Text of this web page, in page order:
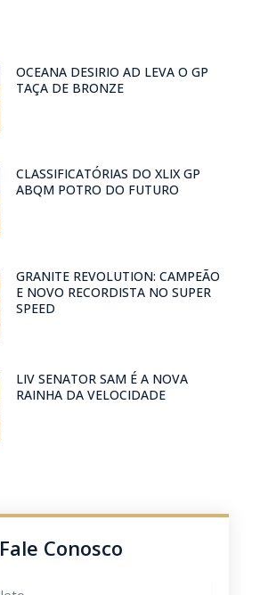
OCEANA DESIRIO AD LEVA O GP
TAÇA DE BRONZE
CLASSIFICATÓRIAS DO XLIX GP
ABQM POTRO DO FUTURO
GRANITE REVOLUTION: CAMPEÃO
E NOVO RECORDISTA NO SUPER
SPEED
LIV SENATOR SAM É A NOVA
RAINHA DA VELOCIDADE
Fale Conosco